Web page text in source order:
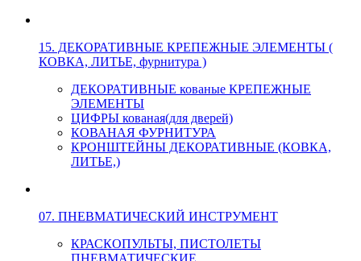
15. ДЕКОРАТИВНЫЕ КРЕПЕЖНЫЕ ЭЛЕМЕНТЫ (
КОВКА, ЛИТЬЕ, фурнитура )
ДЕКОРАТИВНЫЕ кованые КРЕПЕЖНЫЕ
ЭЛЕМЕНТЫ
ЦИФРЫ кованая(для дверей)
КОВАНАЯ ФУРНИТУРА
КРОНШТЕЙНЫ ДЕКОРАТИВНЫЕ (КОВКА,
ЛИТЬЕ,)
07. ПНЕВМАТИЧЕСКИЙ ИНСТРУМЕНТ
КРАСКОПУЛЬТЫ, ПИСТОЛЕТЫ
ПНЕВМАТИЧЕСКИЕ